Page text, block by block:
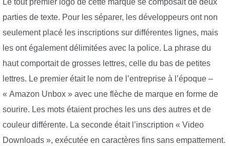
Le tout premier logo de cette marque se composait de deux
parties de texte. Pour les séparer, les développeurs ont non
seulement placé les inscriptions sur différentes lignes, mais
les ont également délimitées avec la police. La phrase du
haut comportait de grosses lettres, celle du bas de petites
lettres. Le premier était le nom de l’entreprise à l’époque –
« Amazon Unbox » avec une flèche de marque en forme de
sourire. Les mots étaient proches les uns des autres et de
couleur différente. La seconde était l’inscription « Video
Downloads », exécutée en caractères fins sans empattement.